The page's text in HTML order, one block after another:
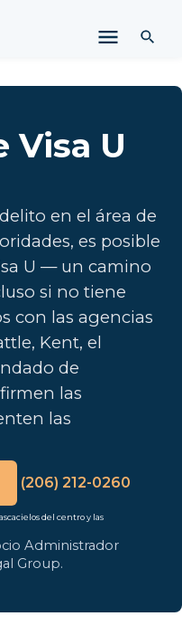
Visa U
en el área de
es posible
U — un camino
si no tiene
con las agencias
Kent, el
de
las
las
(206) 212-0260
Administrador
Group.